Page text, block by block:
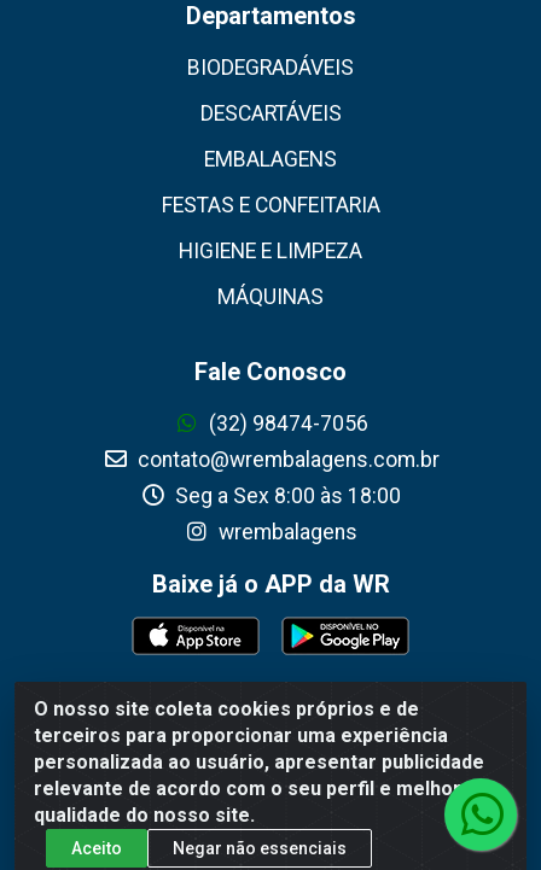
O nosso site coleta cookies próprios e de
terceiros para proporcionar uma experiência
personalizada ao usuário, apresentar publicidade
relevante de acordo com o seu perfil e melhorar a
qualidade do nosso site.
Aceito Negar não essenciais
Departamentos
BIODEGRADÁVEIS
DESCARTÁVEIS
EMBALAGENS
FESTAS E CONFEITARIA
HIGIENE E LIMPEZA
MÁQUINAS
Fale Conosco
(32) 98474-7056
contato@wrembalagens.com.br
Seg a Sex 8:00 às 18:00
wrembalagens
Baixe já o APP da WR
WR Embalagens - R. Cel. Teodoro Gomes de Araújo, 1360 -
Grogotó - Barbacena / MG - CEP 36202-628 - CNPJ
02.692.206/0001-55